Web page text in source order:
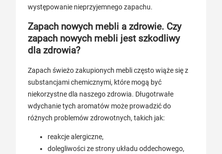
występowanie nieprzyjemnego zapachu.
Zapach nowych mebli a zdrowie. Czy
zapach nowych mebli jest szkodliwy
dla zdrowia?
Zapach świeżo zakupionych mebli często wiąże się z
substancjami chemicznymi, które mogą być
niekorzystne dla naszego zdrowia. Długotrwałe
wdychanie tych aromatów może prowadzić do
różnych problemów zdrowotnych, takich jak:
reakcje alergiczne,
dolegliwości ze strony układu oddechowego,